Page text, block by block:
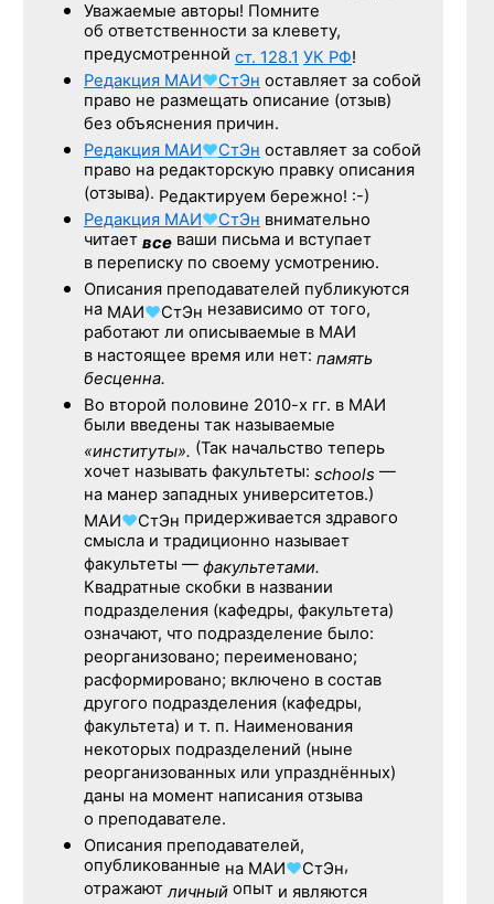
Уважаемые авторы! Помните
об ответственности за клевету,
предусмотренной ст. 128.1 УК РФ!
Редакция МАИ♥СтЭн оставляет за собой
право не размещать описание (отзыв)
без объяснения причин.
Редакция МАИ♥СтЭн оставляет за собой
право на редакторскую правку описания
(отзыва). Редактируем бережно! :-)
Редакция МАИ♥СтЭн внимательно
читает все ваши письма и вступает
в переписку по своему усмотрению.
Описания преподавателей публикуются
на МАИ♥СтЭн независимо от того,
работают ли описываемые в МАИ
в настоящее время или нет: память
бесценна.
Во второй половине 2010-х гг. в МАИ
были введены так называемые
«институты». (Так начальство теперь
хочет называть факультеты: schools —
на манер западных университетов.)
МАИ♥СтЭн придерживается здравого
смысла и традиционно называет
факультеты — факультетами.
Квадратные скобки в названии
подразделения (кафедры, факультета)
означают, что подразделение было:
реорганизовано; переименовано;
расформировано; включено в состав
другого подразделения (кафедры,
факультета) и т. п. Наименования
некоторых подразделений (ныне
реорганизованных или упразднённых)
даны на момент написания отзыва
о преподавателе.
Описания преподавателей,
опубликованные на МАИ♥СтЭн,
отражаютличный опыт и являются